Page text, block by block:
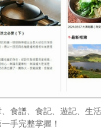
食譜、食記、遊記、生
手完整掌握！